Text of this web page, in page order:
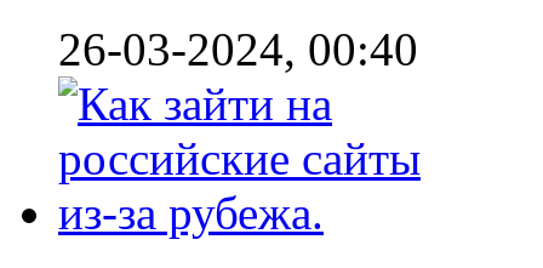
26-03-2024, 00:40